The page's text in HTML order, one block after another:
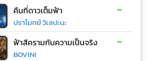
คืนที่ดาวเต็มฟ้า
ปราโมทย์ วิเลปะนะ
-
ฟ้าสีครามกับความเป็นจริง
BOVINI
-